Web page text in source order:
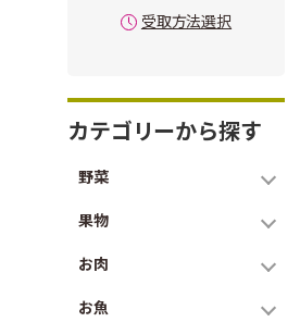
受取方法選択
カテゴリーから探す
野菜
果物
お肉
お魚